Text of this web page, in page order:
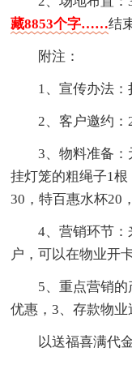
藏8853个字……结
附注：
1、宣传办法
2、客户邀约
3、物料准备：
挂灯笼的粗绳子1
30，特百惠水杯20
4、营销环节
户，可以在物业开
5、重点营销
优惠，3、存款物
以送福喜满代